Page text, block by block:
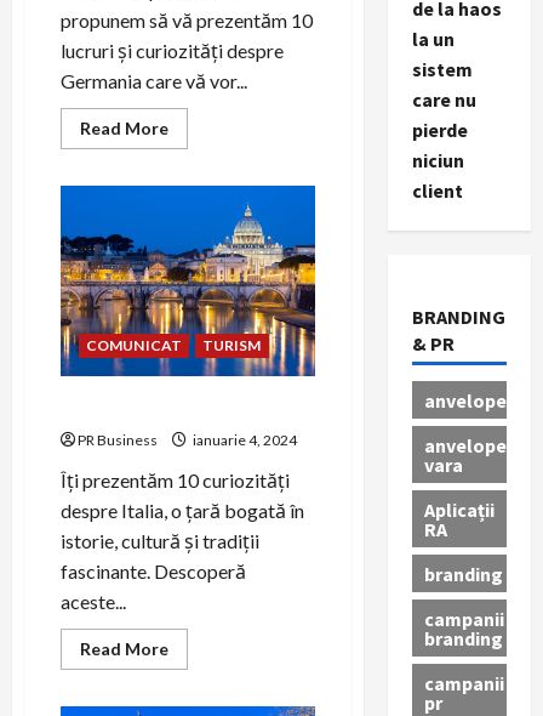
propunem să vă prezentăm 10
lucruri și curiozități despre
Germania care vă vor...
Read MoreRead
more
curiozități
despre
Germania
COMUNICAT TURISM
PR Business ianuarie 4, 2024
Îți prezentăm 10 curiozități
despre Italia, o țară bogată în
istorie, cultură și tradiții
fascinante. Descoperă
aceste...
Read MoreRead
more
de la haos
la un
sistem
care nu
pierde
niciun
client
BRANDING
& PR
anvelope
anvelope
vara
Aplicații
RA
branding
campanii
branding
campanii
pr